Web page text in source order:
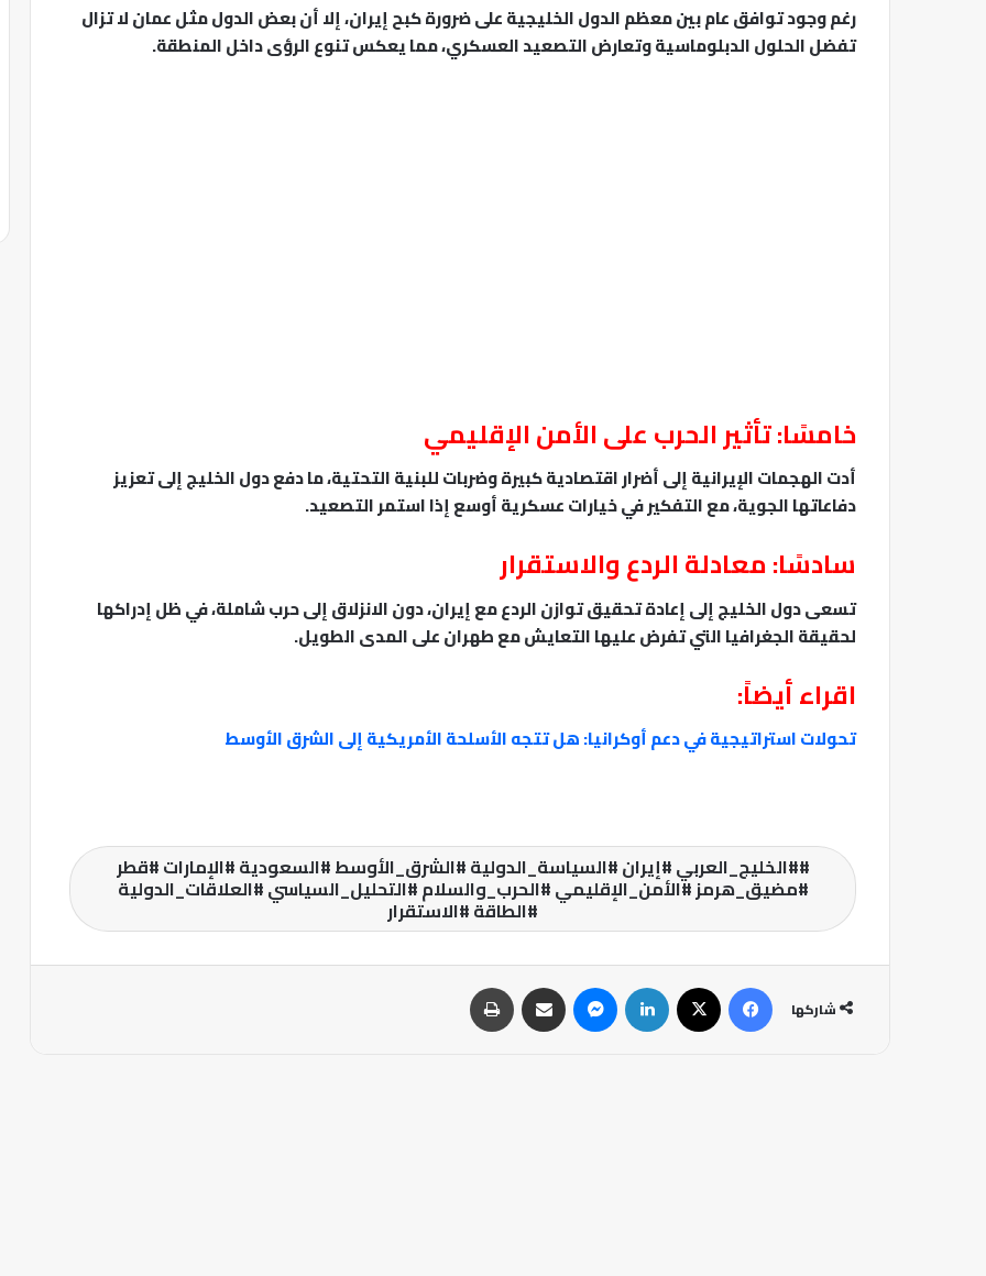
رغم وجود توافق عام بين معظم الدول الخليجية على ضرورة كبح إيران، إلا أن بعض الدول مثل عمان لا تزال
تفضل الحلول الدبلوماسية وتعارض التصعيد العسكري، مما يعكس تنوع الرؤى داخل المنطقة.
خامسًا: تأثير الحرب على الأمن الإقليمي
أدت الهجمات الإيرانية إلى أضرار اقتصادية كبيرة وضربات للبنية التحتية، ما دفع دول الخليج إلى تعزيز
دفاعاتها الجوية، مع التفكير في خيارات عسكرية أوسع إذا استمر التصعيد.
سادسًا: معادلة الردع والاستقرار
تسعى دول الخليج إلى إعادة تحقيق توازن الردع مع إيران، دون الانزلاق إلى حرب شاملة، في ظل إدراكها
لحقيقة الجغرافيا التي تفرض عليها التعايش مع طهران على المدى الطويل.
اقراء أيضاً:
تحولات استراتيجية في دعم أوكرانيا: هل تتجه الأسلحة الأمريكية إلى الشرق الأوسط
#الخليج_العربي #إيران #السياسة_الدولية #الشرق_الأوسط #السعودية #الإمارات #قطر
#مضيق_هرمز #الأمن_الإقليمي #الحرب_والسلام #التحليل_السياسي #العلاقات_الدولية
#الطاقة #الاستقرار
شاركها